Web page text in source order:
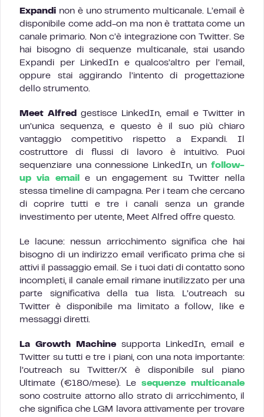
Expandi non è uno strumento multicanale. L’email è
disponibile come add-on ma non è trattata come un
canale primario. Non c’è integrazione con Twitter. Se
hai bisogno di sequenze multicanale, stai usando
Expandi per LinkedIn e qualcos’altro per l’email,
oppure stai aggirando l’intento di progettazione
dello strumento.
Meet Alfred
gestisce LinkedIn, email e Twitter in
un’unica sequenza, e questo è il suo più chiaro
vantaggio competitivo rispetto a Expandi. Il
costruttore di flussi di lavoro è intuitivo. Puoi
sequenziare una connessione LinkedIn, un follow-
up via email
e un engagement su Twitter nella
stessa timeline di campagna. Per i team che cercano
di coprire tutti e tre i canali senza un grande
investimento per utente, Meet Alfred offre questo.
Le lacune: nessun arricchimento significa che hai
bisogno di un indirizzo email verificato prima che si
attivi il passaggio email. Se i tuoi dati di contatto sono
incompleti, il canale email rimane inutilizzato per una
parte significativa della tua lista. L’outreach su
Twitter è disponibile ma limitato a follow, like e
messaggi diretti.
La Growth Machine supporta LinkedIn, email e
Twitter su tutti e tre i piani, con una nota importante:
l’outreach su Twitter/X è disponibile sul piano
Ultimate (€180/mese). Le sequenze multicanale
sono costruite attorno allo strato di arricchimento, il
che significa che LGM lavora attivamente per trovare